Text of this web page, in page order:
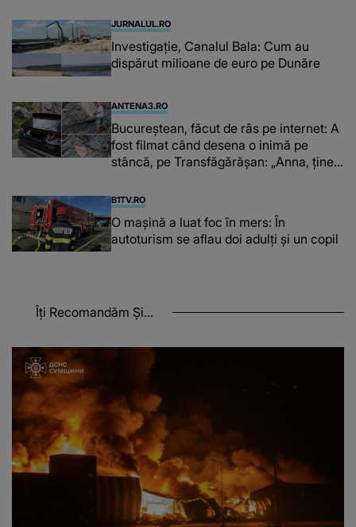
JURNALUL.RO
Investigație, Canalul Bala: Cum au
dispărut milioane de euro pe Dunăre
ANTENA3.RO
Bucureștean, făcut de râs pe internet: A
fost filmat când desena o inimă pe
stâncă, pe Transfăgărășan: „Anna, ține-
B1TV.RO
O maşină a luat foc în mers: În
autoturism se aflau doi adulți și un copil
Îți Recomandăm Și...